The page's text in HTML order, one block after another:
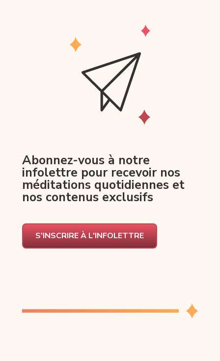
Abonnez-vous à notre
infolettre pour recevoir nos
méditations quotidiennes et
nos contenus exclusifs
S'INSCRIRE À L'INFOLETTRE